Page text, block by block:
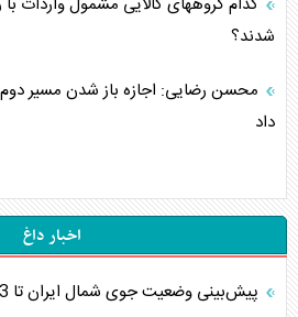
شدند؟
محسن رضایی: اجازه باز شدن مسیر دوم
داد
اخبار داغ
پیش‌بینی وضعیت جوی شمال ایران تا 23 مرداد‌؛ صاف تا نیمه‌ابری